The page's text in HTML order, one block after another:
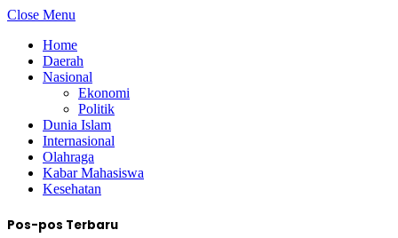
Close Menu
Home
Daerah
Nasional
Ekonomi
Politik
Dunia Islam
Internasional
Olahraga
Kabar Mahasiswa
Kesehatan
Pos-pos Terbaru